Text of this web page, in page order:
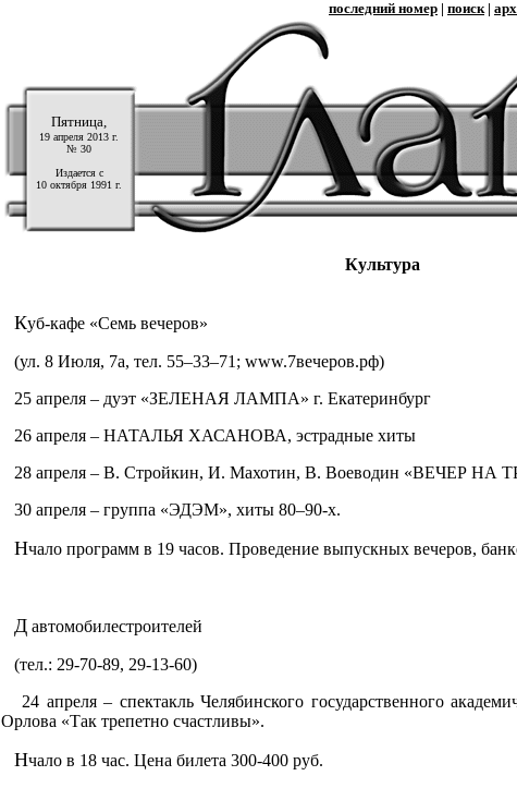
последний номер | поиск|
Пятница,
19 апреля 2013 г.
№ 30
Издается с
10 октября 1991 г.
Культура
Куб-кафе «Семь вечеров»
(ул. 8 Июля, 7а, тел. 55–33–71; www.7вечеров.рф)
25 апреля – дуэт «ЗЕЛЕНАЯ ЛАМПА» г. Екатеринбург
26 апреля – НАТАЛЬЯ ХАСАНОВА, эстрадные хиты
28 апреля – В. Стройкин, И. Махотин, В. Воеводин «ВЕЧЕР НА
30 апреля – группа «ЭДЭМ», хиты 80–90-х.
Нчало программ в 19 часов. Проведение выпускных вечеров,
Д автомобилестроителей
(тел.: 29-70-89, 29-13-60)
24 апреля – спектакль Челябинского государственного
Орлова «Так трепетно счастливы».
Нчало в 18 час. Цена билета 300-400 руб.